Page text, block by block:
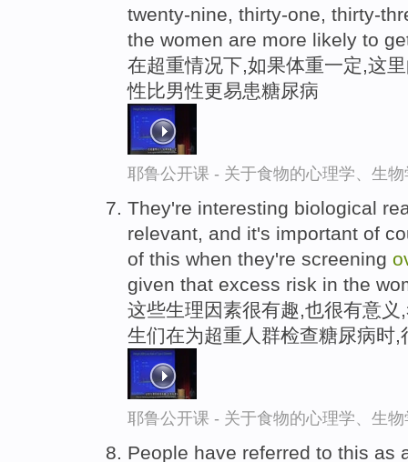
twenty-nine, thirty-one, thirty-
the women are more likely to
在超重情况下,如果体重一定,这
性比男性更易患糖尿病
耶鲁公开课 - 关于食物的心理学、生
They're interesting biological
relevant, and it's important of
of this when they're screening
given that excess risk in the
这些生理因素很有趣,也很有意
生们在为超重人群检查糖尿病时
耶鲁公开课 - 关于食物的心理学、生
People have referred to this as